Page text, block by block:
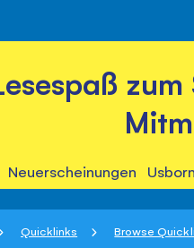
Neuerscheinungen
Quicklinks Browse